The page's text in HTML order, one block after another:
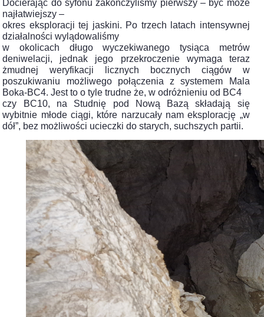
Docierając do syfonu zakończyliśmy pierwszy – być może
najłatwiejszy –
okres eksploracji tej jaskini. Po trzech latach intensywnej
działalności wylądowaliśmy
w okolicach długo wyczekiwanego tysiąca metrów
deniwelacji, jednak jego przekroczenie wymaga teraz
żmudnej weryfikacji licznych bocznych ciągów w
poszukiwaniu możliwego połączenia z systemem Mala
Boka-BC4. Jest to o tyle trudne że, w odróżnieniu od BC4
czy BC10, na Studnię pod Nową Bazą składają się
wybitnie młode ciągi, które narzucały nam eksplorację „w
dół”, bez możliwości ucieczki do starych, suchszych partii.